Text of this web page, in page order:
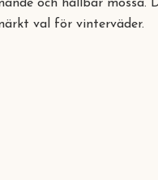
och hållbar mössa.
val för vinterväder.